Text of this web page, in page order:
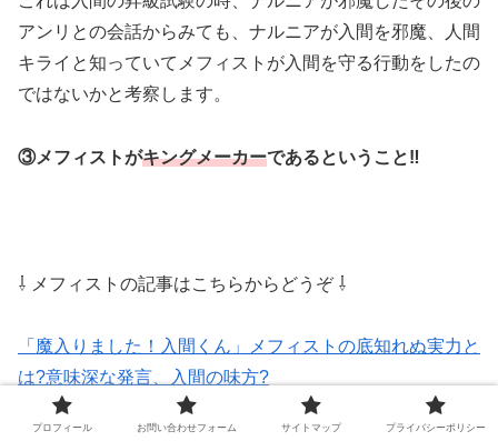
アンリとの会話からみても、ナルニアが入間を邪魔、人間
キライと知っていてメフィストが入間を守る行動をしたの
ではないかと考察します。
③メフィストがキングメーカーであるということ‼
⇩ メフィストの記事はこちらからどうぞ ⇩
「魔入りました！入間くん」メフィストの底知れぬ実力と
は?意味深な発言、入間の味方?
プロフィール お問い合わせフォーム サイトマップ プライバシーポリシー